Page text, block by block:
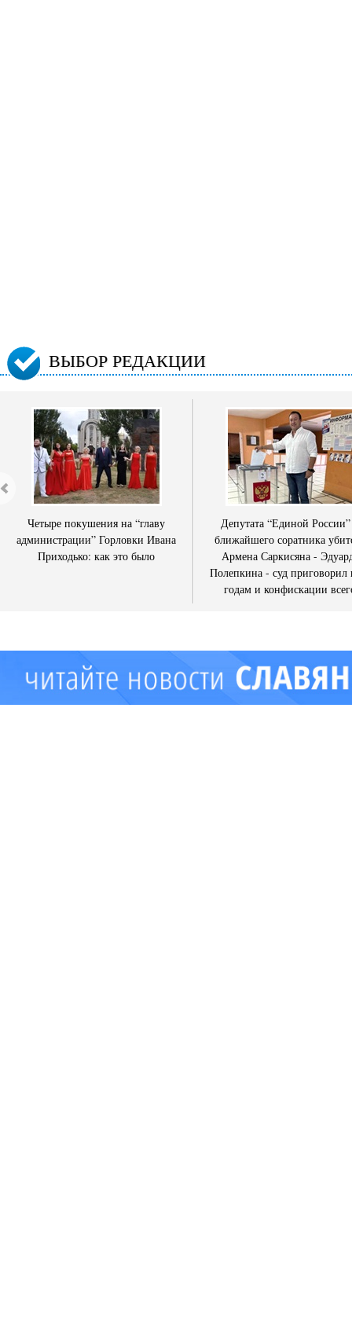
ВЫБОР РЕДАКЦИИ
Четыре покушения на “главу
администрации” Горловки Ивана
Приходько: как это было
Депутата “Единой
ближайшего соратника
Армена Саркисяна -
Полепкина - суд приговорил
годам и конфискации